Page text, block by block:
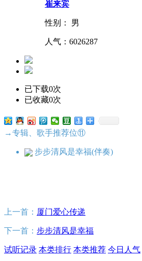
崔来宾
性别： 男
人气： 6026287
已下载0次
已收藏0次
→专辑、歌手推荐位⑪
步步清风是幸福(伴奏)
上一首： 厦门爱心传递
下一首： 步步清风是幸福
试听记录 本类排行 本类推荐 今日人气